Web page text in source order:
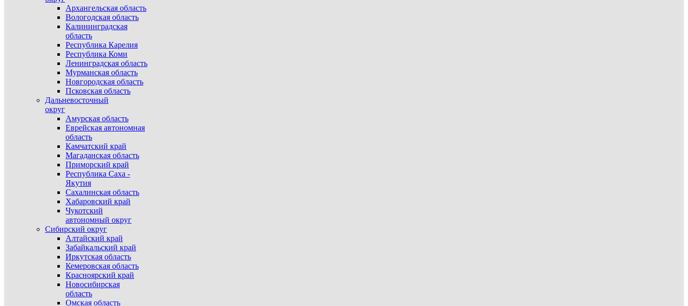
Архангельская область
Вологодская область
Калининградская
область
Республика Карелия
Республика Коми
Ленинградская область
Мурманская область
Новгородская область
Псковская область
Дальневосточный
округ
Амурская область
Еврейская автономная
область
Камчатский край
Магаданская область
Приморский край
Республика Саха -
Якутия
Сахалинская область
Хабаровский край
Чукотский
автономный округ
Сибирский округ
Алтайский край
Забайкальский край
Иркутская область
Кемеровская область
Красноярский край
Новосибирская
область
Омская область